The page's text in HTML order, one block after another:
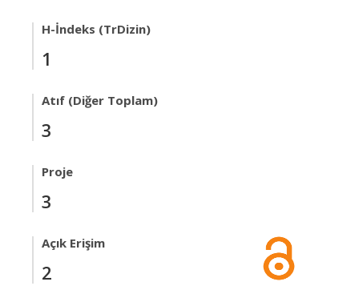
H-İndeks (TrDizin)
1
Atıf (Diğer Toplam)
3
Proje
3
Açık Erişim
2